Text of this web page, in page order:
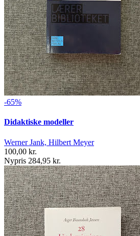
-65%
Didaktiske modeller
Werner Jank, Hilbert Meyer
100,00 kr.
Nypris 284,95 kr.